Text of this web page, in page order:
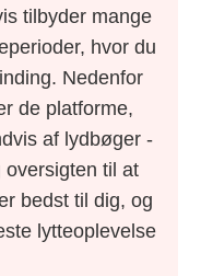
tilbyder mange
hvor du
Nedenfor
de platforme,
af lydbøger -
oversigten til at
bedst til dig, og
lytteoplevelse